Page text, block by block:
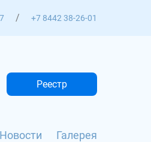
/ +7 8442 38-26-01
Реестр
Новости Галерея